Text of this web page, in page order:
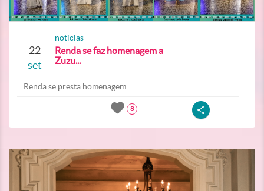
22
set
noticias
Renda se faz homenagem a
Zuzu...
Renda se presta homenagem...
8